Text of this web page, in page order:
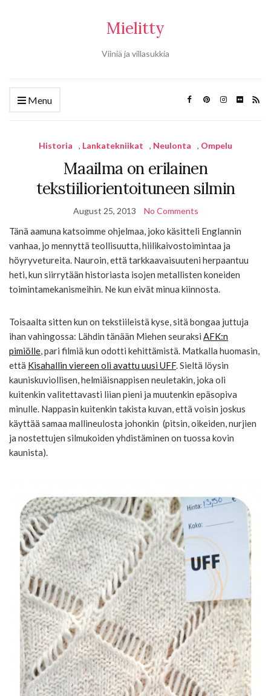
Mielitty
Viiniä ja villasukkia
Menu
Historia , Lankatekniikat , Neulonta , Ompelu
Maailma on erilainen
tekstiiliorientoituneen silmin
August 25, 2013 No Comments
Tänä aamuna katsoimme ohjelmaa, joko käsitteli Englannin
vanhaa, jo mennyttä teollisuutta, hiilikaivostoimintaa ja
höyryvetureita. Nauroin, että tarkkaavaisuuteni herpaantuu
heti, kun siirrytään historiasta isojen metallisten koneiden
toimintamekanismeihin. Ne kun eivät minua kiinnosta.
Toisaalta sitten kun on tekstiileistä kyse, sitä bongaa juttuja
ihan vahingossa: Lähdin tänään Miehen seuraksi AFK:n
pimiölle, pari filmiä kun odotti kehittämistä. Matkalla huomasin,
että Kisahallin viereen oli avattu uusi UFF. Sieltä löysin
kauniskuviollisen, helmiäisnappisen neuletakin, joka oli
kuitenkin valitettavasti liian pieni ja muutenkin epäsopiva
minulle. Nappasin kuitenkin takista kuvan, että voisin joskus
käyttää samaa mallineulosta johonkin (pitsin, oikeiden, nurjien
ja nostettujen silmukoiden yhdistäminen on tuossa kovin
kaunista).